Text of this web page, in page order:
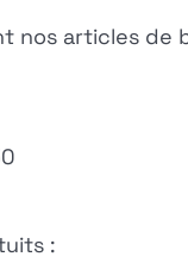
nos articles
: